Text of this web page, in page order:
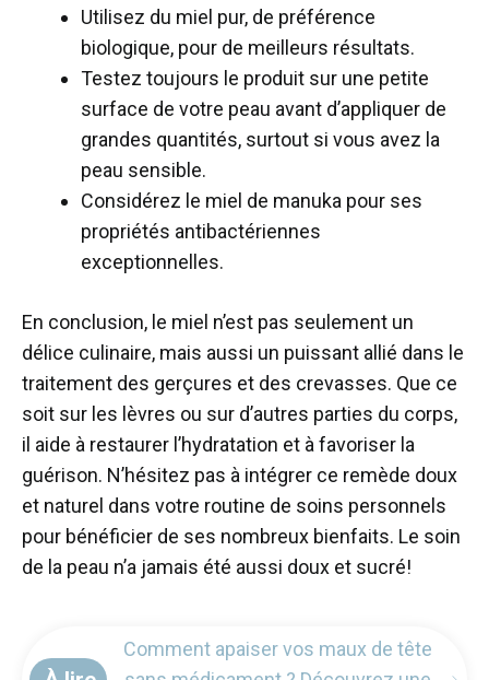
Utilisez du miel pur, de préférence
biologique, pour de meilleurs résultats.
Testez toujours le produit sur une petite
surface de votre peau avant d’appliquer de
grandes quantités, surtout si vous avez la
peau sensible.
Considérez le miel de manuka pour ses
propriétés antibactériennes
exceptionnelles.
En conclusion, le miel n’est pas seulement un
délice culinaire, mais aussi un puissant allié dans le
traitement des gerçures et des crevasses. Que ce
soit sur les lèvres ou sur d’autres parties du corps,
il aide à restaurer l’hydratation et à favoriser la
guérison. N’hésitez pas à intégrer ce remède doux
et naturel dans votre routine de soins personnels
pour bénéficier de ses nombreux bienfaits. Le soin
de la peau n’a jamais été aussi doux et sucré!
Comment apaiser vos maux de tête